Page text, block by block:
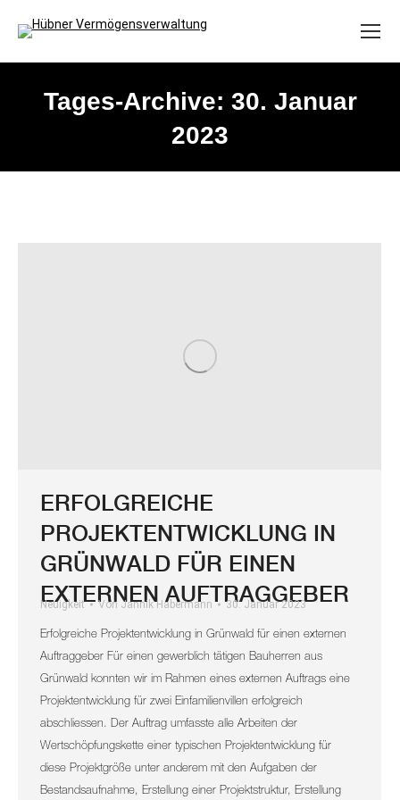
Tages-Archive: 30. Januar
2023
ERFOLGREICHE
PROJEKTENTWICKLUNG IN
GRÜNWALD FÜR EINEN
EXTERNEN AUFTRAGGEBER
Neuigkeit Von Jannik Habermann 30. Januar 2023
Erfolgreiche Projektentwicklung in Grünwald für einen externen
Auftraggeber Für einen gewerblich tätigen Bauherren aus
Grünwald konnten wir im Rahmen eines externen Auftrags eine
Projektentwicklung für zwei Einfamilienvillen erfolgreich
abschliessen. Der Auftrag umfasste alle Arbeiten der
Wertschöpfungskette einer typischen Projektentwicklung für
diese Projektgröße unter anderem mit den Aufgaben der
Bestandsaufnahme, Erstellung einer Projektstruktur, Erstellung